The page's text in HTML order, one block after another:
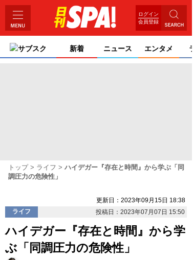
ログイン
会員登録
サブスク 新着 ニュース エンタメ
トップ ライフ
ハイデガー『存在と時間』から学ぶ「同
調圧力の危険性」
更新日：2023年09月15日 18:38
ライフ
投稿日：2023年07月07日 15:50
ハイデガー『存在と時間』から学
ぶ「同調圧力の危険性」